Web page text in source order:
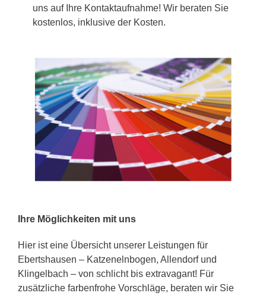
uns auf Ihre Kontaktaufnahme! Wir beraten Sie
kostenlos, inklusive der Kosten.
Ihre Möglichkeiten mit uns
Hier ist eine Übersicht unserer Leistungen für
Ebertshausen – Katzenelnbogen, Allendorf und
Klingelbach – von schlicht bis extravagant! Für
zusätzliche farbenfrohe Vorschläge, beraten wir Sie